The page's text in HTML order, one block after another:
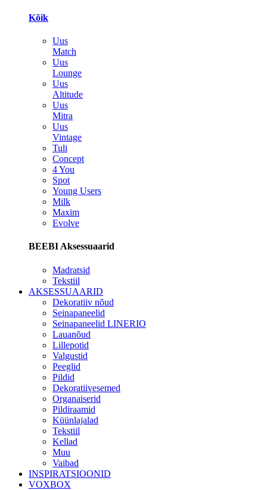
Kõik
Uus
Match
Uus
Lounge
Uus
Altitude
Uus
Mitra
Uus
Vintage
Tuli
Concept
4 You
Spot
Young Users
Milk
Maxim
Evolve
BEEBI Aksessuaarid
Madratsid
Tekstiil
AKSESSUAARID
Dekoratiiv nõud
Seinapaneelid
Seinapaneelid LINERIO
Lauanõud
Lillepotid
Valgustid
Peeglid
Pildid
Dekoratiivesemed
Organaiserid
Pildiraamid
Küünlajalad
Tekstiil
Kellad
Muu
Vaibad
INSPIRATSIOONID
VOXBOX